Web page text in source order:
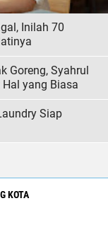
Inilah 70
Goreng, Syahrul
yang Biasa
Siap
KOTA